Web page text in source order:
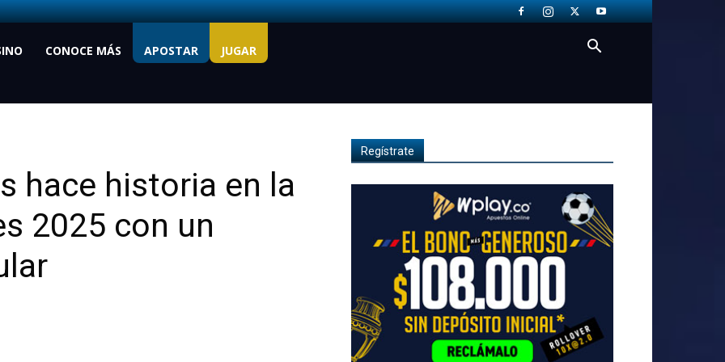
CONOCE MÁS APOSTAR JUGAR
hace historia en la
2025 con un
Regístrate